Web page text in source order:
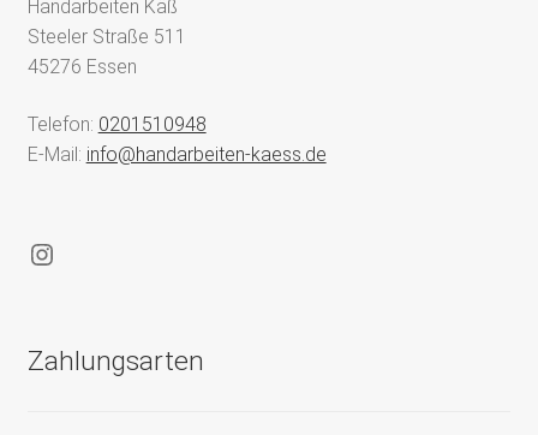
Handarbeiten Käß
Steeler Straße 511
45276 Essen
Telefon: 0201510948
E-Mail: info@handarbeiten-kaess.de
Instagram
Zahlungsarten